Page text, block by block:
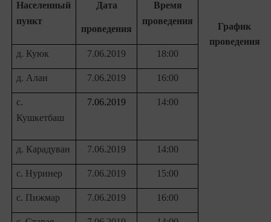
Населенный
пункт
Дата
проведения
Время
проведения
д. Куюк 7.06.2019 18:00
д. Алан 7.06.2019 16:00
с.
Кушкетбаш
7.06.2019 14:00
д. Карадуван 7.06.2019 14:00
с. Нуринер 7.06.2019 15:00
с. Пижмар 7.06.2019 16:00
График
проведения